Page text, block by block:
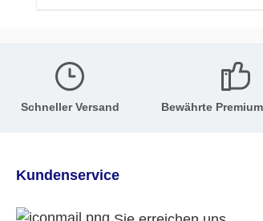
Schneller Versand Bewährte
Kundenservice